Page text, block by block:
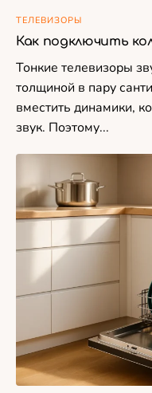
ТЕЛЕВИЗОРЫ
Как подключить
Тонкие телевизоры
толщиной в пару
вместить динамики,
звук. Поэтому...